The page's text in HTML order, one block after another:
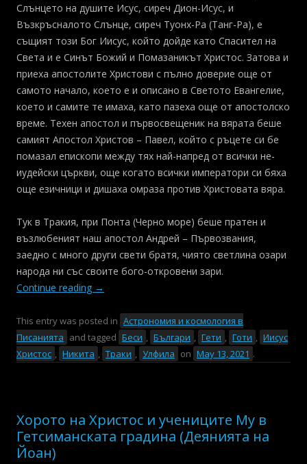
Слънцето на душите Исус, сиреч Дион-Исус, и
Възкръсналото Слънце, сиреч Туонх-Ра (Танг-Ра), е
същият този Бог Иисус, който дойде като Спасител на
Света и е Синът Божий и Помазаникът Христос. Затова и
приеха апостолите Христови с пълно доверие още от
самото начало, което е и описано в Светото Евангелие,
което и самите те имаха, като пазеха още от апостолско
време. Техен апостол и първосвещеник на вярата беше
самият Апостол Христов – Павел, който с ръцете си бе
помазал епископи между тях най-напред от всички не-
иудейски църкви, още когато всички императори си бяха
още езичници и дишаха омраза против Христовата вяра.
Тук в Тракия, при Понта (Черно море) беше пратен и
възлюбеният наш апостол Андрей – Първозвания,
заедно с много други свети братя, чиято светлина озари
народа ни със своите бого-откровени зари.
Continue reading →
This entry was posted in Астрономия и космология в
Писанията and tagged Беси , Българи , Гети , Готи , Иисус
Христос , Никита , Траки , Улфила on May 13, 2021 .
Хорото на Христос и учениците Му в
Гетсиманската градина (Деянията на
Йоан)